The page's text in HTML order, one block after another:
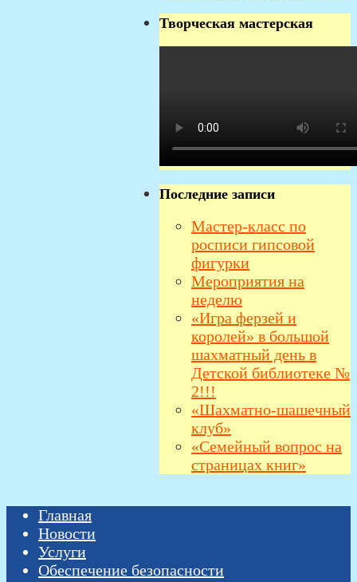
Творческая мастерская
Последние записи
Мастер-класс по
росписи гипсовой
фигурки
Мероприятия на
неделю
«Игра ферзей и
королей» в большой
шахматный день в
Детской библиотеке №
2!!!
«Шахматно-шашечный
клуб»
«Семейный вопрос на
страницах книг»
Главная
Новости
Услуги
Обеспечение безопасности